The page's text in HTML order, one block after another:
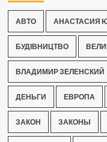
АВТО АНАСТАСИЯ
БУДІВНИЦТВО
ВЛАДИМИР ЗЕЛЕНСКИЙ
ДЕНЬГИ ЕВРОПА
ЗАКОН ЗАКОНЫ